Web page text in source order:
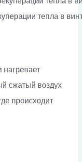
тепла в
нагревает
сжатый воздух
происходит